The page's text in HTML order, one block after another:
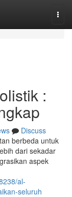
:
Discuss
berbeda untuk
dari sekadar
aspek
al-
seluruh